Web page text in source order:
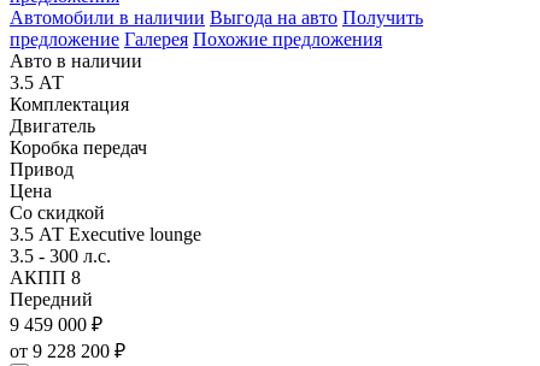
Автомобили в наличии Выгода на авто Получить
предложение Галерея Похожие предложения
Авто в наличии
3.5 АТ
Комплектация
Двигатель
Коробка передач
Привод
Цена
Со скидкой
3.5 АТ Executive lounge
3.5 - 300 л.с.
АКПП 8
Передний
9 459 000 ₽
от 9 228 200 ₽